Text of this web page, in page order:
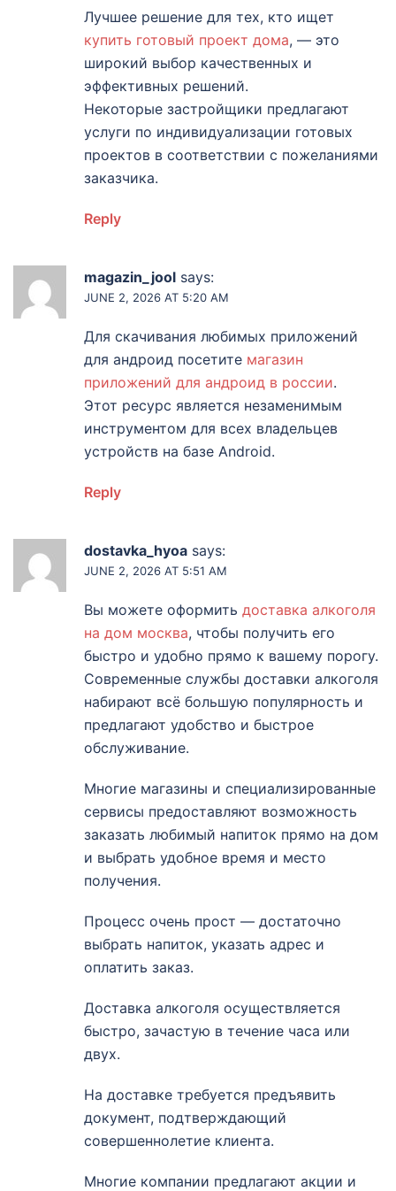
Лучшее решение для тех, кто ищет
купить готовый проект дома, — это
широкий выбор качественных и
эффективных решений.
Некоторые застройщики предлагают
услуги по индивидуализации готовых
проектов в соответствии с пожеланиями
заказчика.
Reply
magazin_jool says:
JUNE 2, 2026 AT 5:20 AM
Для скачивания любимых приложений
для андроид посетите магазин
приложений для андроид в россии.
Этот ресурс является незаменимым
инструментом для всех владельцев
устройств на базе Android.
Reply
dostavka_hyoa says:
JUNE 2, 2026 AT 5:51 AM
Вы можете оформить доставка алкоголя
на дом москва, чтобы получить его
быстро и удобно прямо к вашему порогу.
Современные службы доставки алкоголя
набирают всё большую популярность и
предлагают удобство и быстрое
обслуживание.
Многие магазины и специализированные
сервисы предоставляют возможность
заказать любимый напиток прямо на дом
и выбрать удобное время и место
получения.
Процесс очень прост — достаточно
выбрать напиток, указать адрес и
оплатить заказ.
Доставка алкоголя осуществляется
быстро, зачастую в течение часа или
двух.
На доставке требуется предъявить
документ, подтверждающий
совершеннолетие клиента.
Многие компании предлагают акции и